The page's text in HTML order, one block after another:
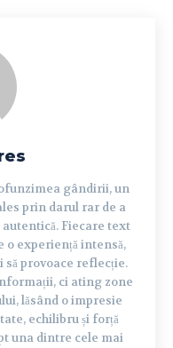
gândirii, un
prin darul rar de a
Fiecare text
o experiență intensă,
să provoace reflecție.
ci ating zone
lăsând o impresie
echilibru și forță
una dintre cele mai